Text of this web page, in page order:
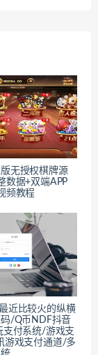
无授权棋牌源
数据+双端APP
频教程
近比较火的纵横
/Q币NDF抖音
支付系统/游戏支
游戏支付通道/多